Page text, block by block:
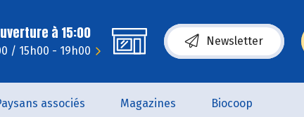
à 15:00
/ 15h00 - 19h00
Newsletter
(s’ouvre dans une
associés Magazines Biocoop